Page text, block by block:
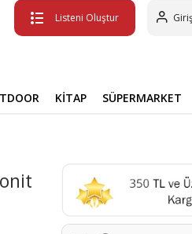
Listeni Oluştur
KİTAP SÜPERMARKET